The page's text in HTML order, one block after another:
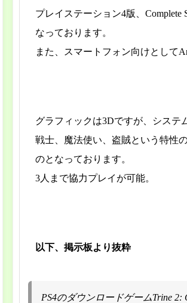
プレイステーション4版、
なっております。
また、スマートフォン向けとして
グラフィックは3Dですが、システ
戦士、魔法使い、盗賊という特性
のとなっております。
3人まで協力プレイが可能。
以下、掲示板より抜粋
PS4のダウンロードゲームTrine 2: